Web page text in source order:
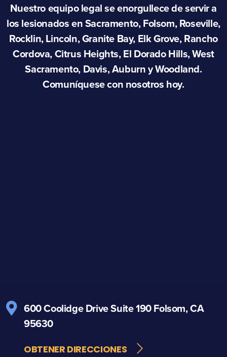
Nuestro equipo legal se enorgullece de servir a
los lesionados en Sacramento, Folsom, Roseville,
Rocklin, Lincoln, Granite Bay, Elk Grove, Rancho
Cordova, Citrus Heights, El Dorado Hills, West
Sacramento, Davis, Auburn y Woodland.
Comuníquese con nosotros hoy.
600 Coolidge DriveSuite 190Folsom, CA
95630
OBTENER DIRECCIONES